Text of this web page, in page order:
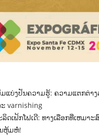
ແບ່ງປັນຄວາມຮູ້: ຄວາມແຕກຕ່າ
varnishing
ດເຟ້ກໂຟເດີ: ທາງເລືອກທີ່ເຫມາະ
ຫຸ້ມຫໍ່!